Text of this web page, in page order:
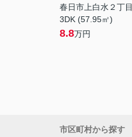
春日市上白水２丁目
3DK (57.95㎡)
8.8万円
市区町村から探す